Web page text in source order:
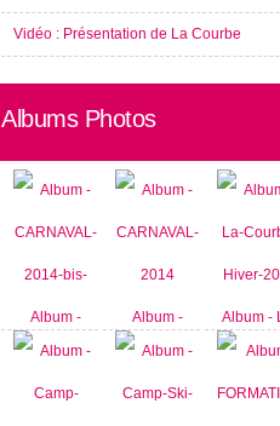
Vidéo : Présentation de La Courbe
Albums Photos
Album -
CARNAVAL-
2014-bis-
Album -
CARNAVAL-
2014
Album -
Hiver-